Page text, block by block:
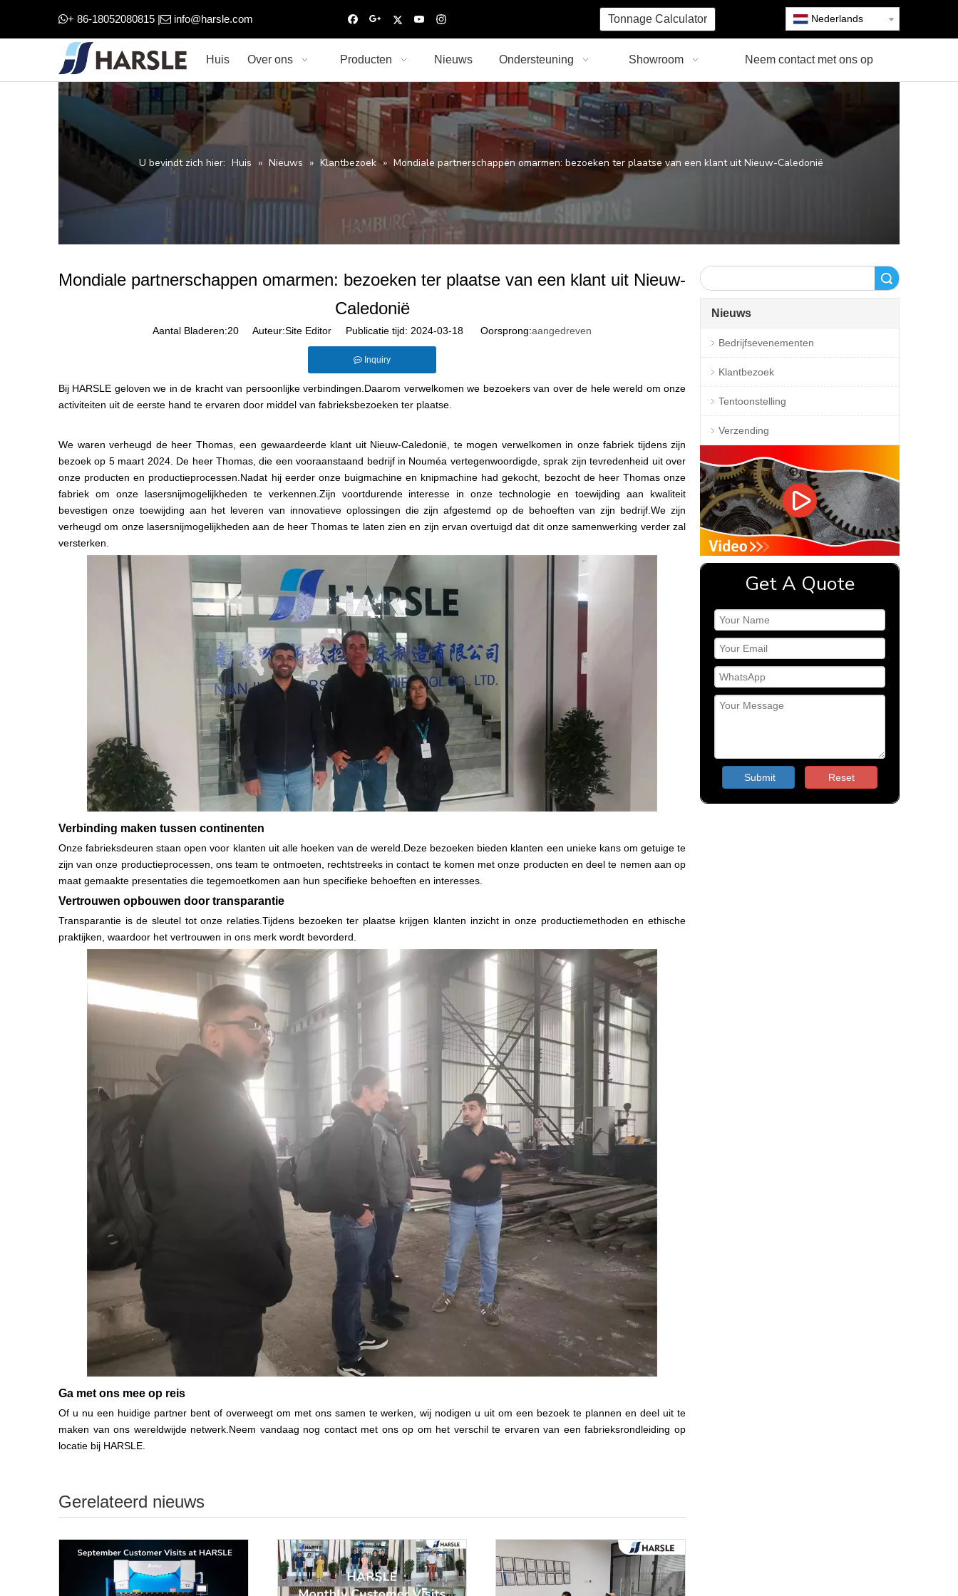
+ 86-18052080815 | info@harsle.com Tonnage Calculator Nederlands
Huis Over ons Producten Nieuws Ondersteuning Showroom Neem contact met ons op
U bevindt zich hier: Huis » Nieuws » Klantbezoek » Mondiale partnerschappen omarmen: bezoeken ter plaatse van een klant uit Nieuw-Caledonië
Mondiale partnerschappen omarmen: bezoeken ter plaatse van een klant uit Nieuw-
Caledonië
Aantal Bladeren:20 Auteur:Site Editor Publicatie tijd: 2024-03-18 Oorsprong:aangedreven
Inquiry
Bij HARSLE geloven we in de kracht van persoonlijke verbindingen.Daarom verwelkomen we bezoekers van over de hele wereld om onze
activiteiten uit de eerste hand te ervaren door middel van fabrieksbezoeken ter plaatse.
We waren verheugd de heer Thomas, een gewaardeerde klant uit Nieuw-Caledonië, te mogen verwelkomen in onze fabriek tijdens zijn
bezoek op 5 maart 2024. De heer Thomas, die een vooraanstaand bedrijf in Nouméa vertegenwoordigde, sprak zijn tevredenheid uit over
onze producten en productieprocessen.Nadat hij eerder onze buigmachine en knipmachine had gekocht, bezocht de heer Thomas onze
fabriek om onze lasersnijmogelijkheden te verkennen.Zijn voortdurende interesse in onze technologie en toewijding aan kwaliteit
bevestigen onze toewijding aan het leveren van innovatieve oplossingen die zijn afgestemd op de behoeften van zijn bedrijf.We zijn
verheugd om onze lasersnijmogelijkheden aan de heer Thomas te laten zien en zijn ervan overtuigd dat dit onze samenwerking verder zal
versterken.
Verbinding maken tussen continenten
Onze fabrieksdeuren staan ​​open voor klanten uit alle hoeken van de wereld.Deze bezoeken bieden klanten een unieke kans om getuige te
zijn van onze productieprocessen, ons team te ontmoeten, rechtstreeks in contact te komen met onze producten en deel te nemen aan op
maat gemaakte presentaties die tegemoetkomen aan hun specifieke behoeften en interesses.
Vertrouwen opbouwen door transparantie
Transparantie is de sleutel tot onze relaties.Tijdens bezoeken ter plaatse krijgen klanten inzicht in onze productiemethoden en ethische
praktijken, waardoor het vertrouwen in ons merk wordt bevorderd.
Ga met ons mee op reis
Of u nu een huidige partner bent of overweegt om met ons samen te werken, wij nodigen u uit om een ​​bezoek te plannen en deel uit te
maken van ons wereldwijde netwerk.Neem vandaag nog contact met ons op om het verschil te ervaren van een fabrieksrondleiding op
locatie bij HARSLE.
Gerelateerd nieuws
Nieuws
Bedrijfsevenementen
Klantbezoek
Tentoonstelling
Verzending
Get A Quote
Submit Reset